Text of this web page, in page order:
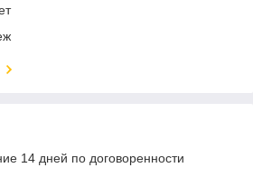
14 дней по договоренности